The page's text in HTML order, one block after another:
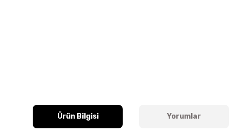
Ürün Bilgisi Yorumlar